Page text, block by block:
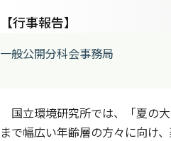
【行事報告】
一般公開分科会事務局
国立環境研究所では、「夏の
まで幅広い年齢層の方々に向け